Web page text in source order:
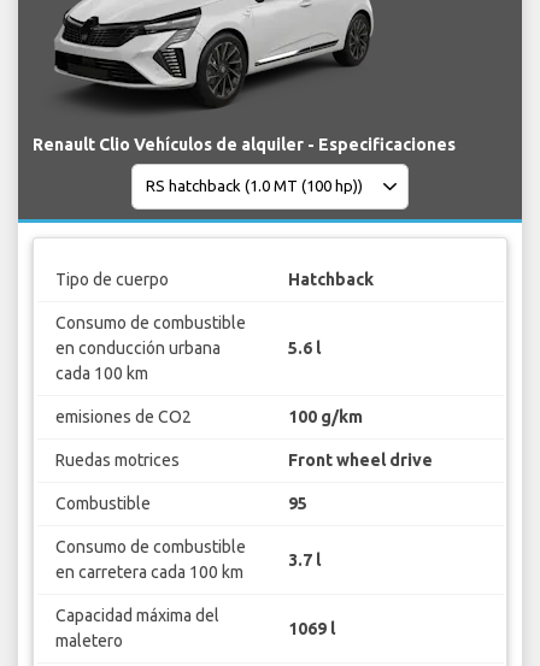
Renault Clio Vehículos de alquiler - Especificaciones
Tipo de cuerpo Hatchback
Consumo de combustible
en conducción urbana
cada 100 km
5.6 l
emisiones de CO2 100 g/km
Ruedas motrices Front wheel drive
Combustible 95
Consumo de combustible
en carretera cada 100 km
3.7 l
Capacidad máxima del
maletero
1069 l